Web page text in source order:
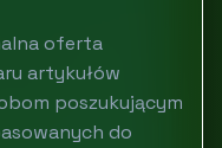
oferta
artykułów
poszukującym
do